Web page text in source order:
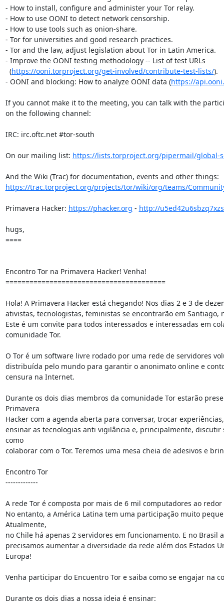
- How to install, configure and administer your Tor relay.
- How to use OONI to detect network censorship.
- How to use tools such as onion-share.
- Tor for universities and good research practices.
- Tor and the law, adjust legislation about Tor in Latin America.
- Improve the OONI testing methodology -- List of test URLs
  (
https://ooni.torproject.org/get-involved/contribute-test-lists/).
- OONI and blocking: How to analyze OONI data (https://
If you cannot make it to the meeting, you can talk with the
on the following channel:
IRC: irc.oftc.net #tor-south
On our mailing list: https://lists.torproject.org/pipermail/global-
https://trac.torproject.org/projects/tor/wiki/org/teams/
Primavera Hacker: https://phacker.org - http://
hugs,
====
Encontro Tor na Primavera Hacker! Venha!
========================================
Hola! A Primavera Hacker está chegando! Nos dias 2 e 3 de
ativistas, tecnologistas, feministas se encontrarão em Santiago,
Este é um convite para todos interessados e interessadas em
comunidade Tor.
O Tor é um software livre rodado por uma rede de servidores
distribuída pelo mundo para garantir o anonimato online e
censura na Internet.
Durante os dois dias membros da comunidade Tor estarão
Primavera
Hacker com a agenda aberta para conversar, trocar
ensinar as tecnologias anti vigilância e, principalmente, discutir
como
colaborar com o Tor. Teremos uma mesa cheia de adesivos e
Encontro Tor
-------------
A rede Tor é composta por mais de 6 mil computadores ao
No entanto, a América Latina tem uma participação muito
Atualmente,
no Chile há apenas 2 servidores em funcionamento. E no Brasil
precisamos aumentar a diversidade da rede além dos Estados
Europa!
Venha participar do Encuentro Tor e saiba como se engajar na
Durante os dois dias a nossa ideia é ensinar: